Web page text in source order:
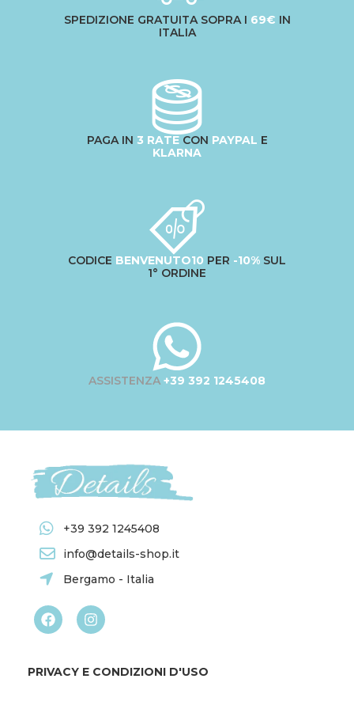
SPEDIZIONE GRATUITA SOPRA I 69€ IN
ITALIA
PAGA IN 3 RATECON PAYPAL E
KLARNA
CODICE BENVENUTO10 PER -10% SUL
1° ORDINE
ASSISTENZA +39 392 1245408
+39 392 1245408
info@details-shop.it
Bergamo - Italia
PRIVACY E CONDIZIONI D'USO